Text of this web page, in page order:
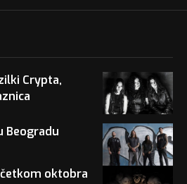
Crypta,
Beogradu
oktobra